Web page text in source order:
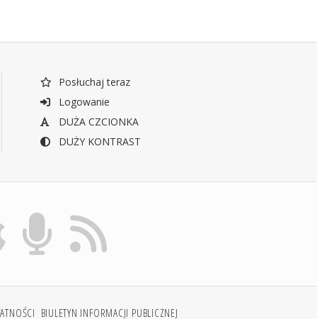
Posłuchaj teraz
Logowanie
DUŻA CZCIONKA
DUŻY KONTRAST
BIULETYN INFORMACJI PUBLICZNEJ